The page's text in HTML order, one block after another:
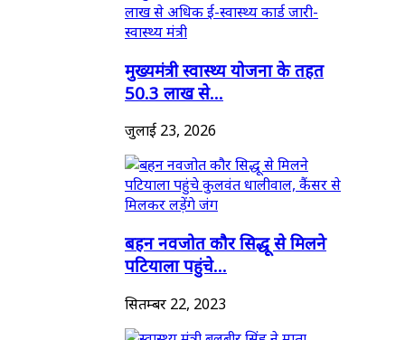
मुख्यमंत्री स्वास्थ्य योजना के तहत
50.3 लाख से...
जुलाई 23, 2026
बहन नवजोत कौर सिद्धू से मिलने
पटियाला पहुंचे...
सितम्बर 22, 2023